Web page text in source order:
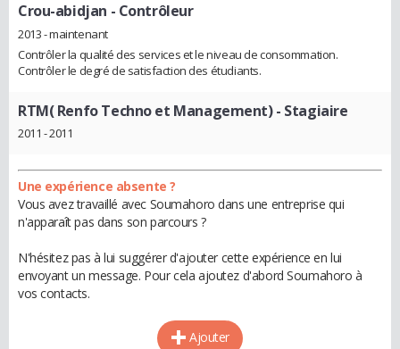
Crou-abidjan - Contrôleur
2013 - maintenant
Contrôler la qualité des services et le niveau de consommation.
Contrôler le degré de satisfaction des étudiants.
RTM( Renfo Techno et Management)- Stagiaire
2011 - 2011
Une expérience absente ?
Vous avez travaillé avec Soumahoro dans une entreprise qui
n'apparaît pas dans son parcours ?
N'hésitez pas à lui suggérer d'ajouter cette expérience en lui
envoyant un message. Pour cela ajoutez d'abord Soumahoro à
vos contacts.
Ajouter